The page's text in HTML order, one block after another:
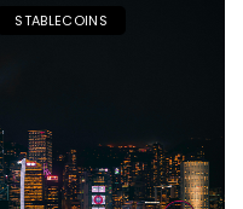
STABLECOINS